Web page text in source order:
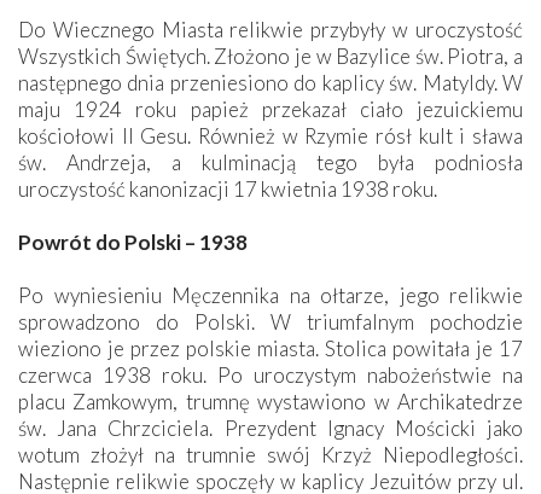
Do Wiecznego Miasta relikwie przybyły w uroczystość
Wszystkich Świętych. Złożono je w Bazylice św. Piotra, a
następnego dnia przeniesiono do kaplicy św. Matyldy. W
maju 1924 roku papież przekazał ciało jezuickiemu
kościołowi Il Gesu. Również w Rzymie rósł kult i sława
św. Andrzeja, a kulminacją tego była podniosła
uroczystość kanonizacji 17 kwietnia 1938 roku.
Powrót do Polski – 1938
Po wyniesieniu Męczennika na ołtarze, jego relikwie
sprowadzono do Polski. W triumfalnym pochodzie
wieziono je przez polskie miasta. Stolica powitała je 17
czerwca 1938 roku. Po uroczystym nabożeństwie na
placu Zamkowym, trumnę wystawiono w Archikatedrze
św. Jana Chrzciciela. Prezydent Ignacy Mościcki jako
wotum złożył na trumnie swój Krzyż Niepodległości.
Następnie relikwie spoczęły w kaplicy Jezuitów przy ul.